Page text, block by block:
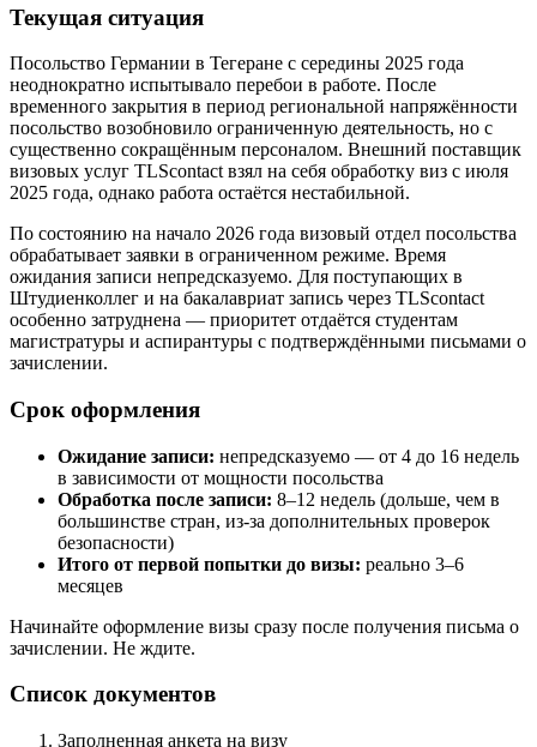
Текущая ситуация
Посольство Германии в Тегеране с середины 2025 года
неоднократно испытывало перебои в работе. После
временного закрытия в период региональной напряжённости
посольство возобновило ограниченную деятельность, но с
существенно сокращённым персоналом. Внешний поставщик
визовых услуг TLScontact взял на себя обработку виз с июля
2025 года, однако работа остаётся нестабильной.
По состоянию на начало 2026 года визовый отдел посольства
обрабатывает заявки в ограниченном режиме. Время
ожидания записи непредсказуемо. Для поступающих в
Штудиенколлег и на бакалавриат запись через TLScontact
особенно затруднена — приоритет отдаётся студентам
магистратуры и аспирантуры с подтверждёнными письмами о
зачислении.
Срок оформления
Ожидание записи: непредсказуемо — от 4 до 16 недель
в зависимости от мощности посольства
Обработка после записи: 8–12 недель (дольше, чем в
большинстве стран, из-за дополнительных проверок
безопасности)
Итого от первой попытки до визы: реально 3–6
месяцев
Начинайте оформление визы сразу после получения письма о
зачислении. Не ждите.
Список документов
Заполненная анкета на визу